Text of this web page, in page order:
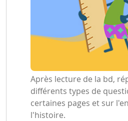
Après lecture de la bd,
différents types de
certaines pages et sur
l'histoire.